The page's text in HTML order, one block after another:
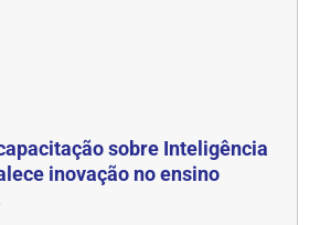
sobre Inteligência
inovação no ensino